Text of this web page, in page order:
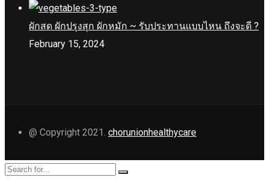
ผักสด ผักปรุงสุก ผักหมัก ~ รับประทานแบบไหน ถึงจะดี ?
February 15, 2024
@ Copyright 2021. chorunionhealthycare